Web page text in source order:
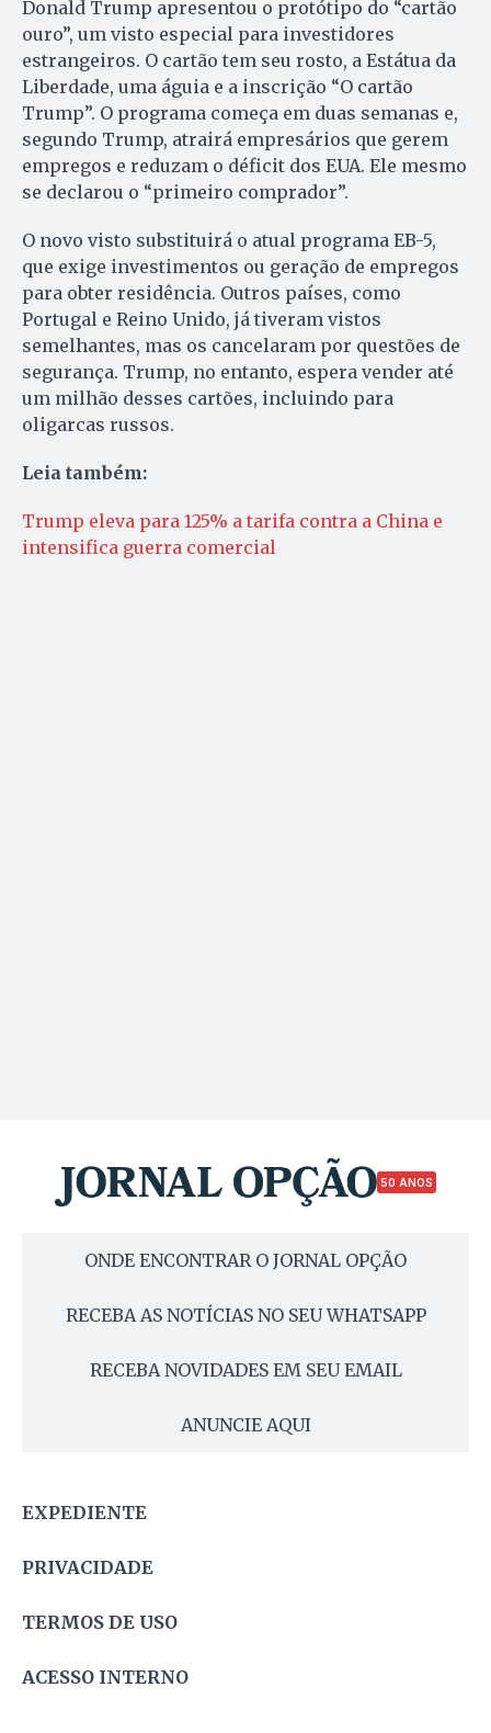
Donald Trump apresentou o protótipo do “cartão
ouro”, um visto especial para investidores
estrangeiros. O cartão tem seu rosto, a Estátua da
Liberdade, uma águia e a inscrição “O cartão
Trump”. O programa começa em duas semanas e,
segundo Trump, atrairá empresários que gerem
empregos e reduzam o déficit dos EUA. Ele mesmo
se declarou o “primeiro comprador”.
O novo visto substituirá o atual programa EB-5,
que exige investimentos ou geração de empregos
para obter residência. Outros países, como
Portugal e Reino Unido, já tiveram vistos
semelhantes, mas os cancelaram por questões de
segurança. Trump, no entanto, espera vender até
um milhão desses cartões, incluindo para
oligarcas russos.
Leia também:
Trump eleva para 125% a tarifa contra a China e
intensifica guerra comercial
50 ANOS
ONDE ENCONTRAR O JORNAL OPÇÃO
RECEBA AS NOTÍCIAS NO SEU WHATSAPP
RECEBA NOVIDADES EM SEU EMAIL
ANUNCIE AQUI
EXPEDIENTE
PRIVACIDADE
TERMOS DE USO
ACESSO INTERNO